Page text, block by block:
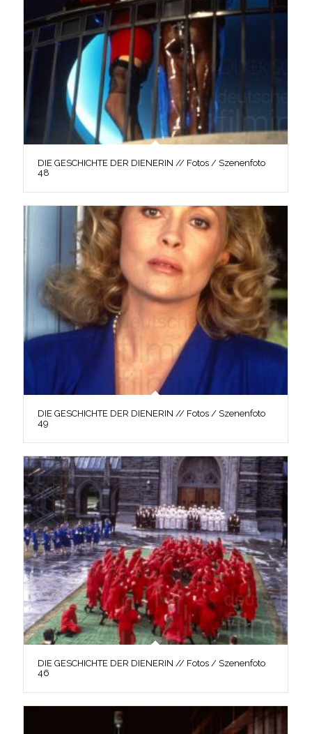
DIE GESCHICHTE DER DIENERIN // Fotos / Szenenfoto
48
DIE GESCHICHTE DER DIENERIN // Fotos / Szenenfoto
49
DIE GESCHICHTE DER DIENERIN // Fotos / Szenenfoto
46